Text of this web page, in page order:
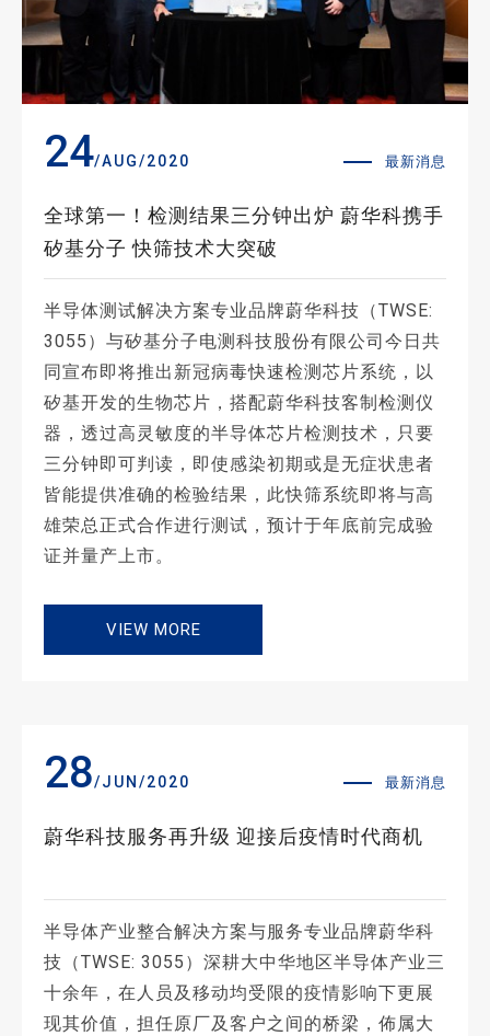
24/AUG/2020 最新消息
全球第一！检测结果三分钟出炉 蔚华科携手
矽基分子 快筛技术大突破
半导体测试解决方案专业品牌蔚华科技（TWSE:
3055）与矽基分子电测科技股份有限公司今日共
同宣布即将推出新冠病毒快速检测芯片系统，以
矽基开发的生物芯片，搭配蔚华科技客制检测仪
器，透过高灵敏度的半导体芯片检测技术，只要
三分钟即可判读，即使感染初期或是无症状患者
皆能提供准确的检验结果，此快筛系统即将与高
雄荣总正式合作进行测试，预计于年底前完成验
证并量产上市。
VIEW MORE
28/JUN/2020 最新消息
蔚华科技服务再升级 迎接后疫情时代商机
半导体产业整合解决方案与服务专业品牌蔚华科
技（TWSE: 3055）深耕大中华地区半导体产业三
十余年，在人员及移动均受限的疫情影响下更展
现其价值，担任原厂及客户之间的桥梁，佈属大